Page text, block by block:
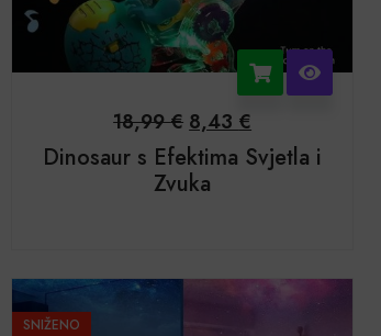
18,99€ 8,43 €
Dinosaur s Efektima Svjetla i
Zvuka
SNIŽENO